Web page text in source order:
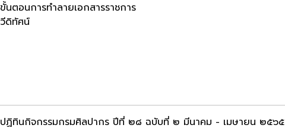
ขั้นตอนการทำลายเอกสารราชการ
วีดิทัศน์
ปฏิทินกิจกรรมกรมศิลปากร ปีที่ ๒๘ ฉบับที่ ๒ มีนาคม - เมษายน ๒๕๖๕